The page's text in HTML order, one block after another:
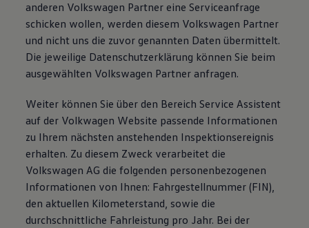
anderen Volkswagen Partner eine Serviceanfrage
schicken wollen, werden diesem Volkswagen Partner
und nicht uns die zuvor genannten Daten übermittelt.
Die jeweilige Datenschutzerklärung können Sie beim
ausgewählten Volkswagen Partner anfragen.
Weiter können Sie über den Bereich Service Assistent
auf der Volkwagen Website passende Informationen
zu Ihrem nächsten anstehenden Inspektionsereignis
erhalten. Zu diesem Zweck verarbeitet die
Volkswagen AG die folgenden personenbezogenen
Informationen von Ihnen: Fahrgestellnummer (FIN),
den aktuellen Kilometerstand, sowie die
durchschnittliche Fahrleistung pro Jahr. Bei der